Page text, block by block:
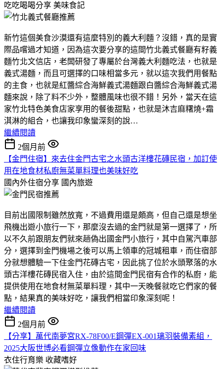
吃吃喝喝分享 美味食記
新竹這個美食沙漠還有這麼特別的義大利麵？沒錯，真的是實
際品嚐過才知道，因為這次要分享的這間竹北義式餐廳有籽義
麵竹北文信店，老闆研發了專屬於台灣義大利麵吃法，也就是
義式湯麵，而且可選擇的口味相當多元，就以這次我們用餐點
的主食，也就是紅醬綜合海鮮義式湯麵跟白醬綜合海鮮義式湯
麵來說，除了料不少外，整體風味也很不錯！另外，當天在這
家竹北特色美食店家享用的餐後甜點，也就是沐吉麻糬燒+霜
淇淋的組合，也讓我印象蠻深刻的說…
繼續閱讀
2個月前
【金門住宿】來去住金門古宅之水頭古洋樓花磚民宿，加訂使
用在地食材私廚無菜單料理也美味好吃
國內外住宿分享 國內旅遊
目前出國限制雖然放寬，不過費用還是頗高，但自己還是想坐
飛機出遊小旅行一下，那麼沒去過的金門就是第一選擇了，所
以不久前跟朋友們就來趟偽出國金門小旅行，其中自駕汽車部
分，選擇到金門機場之後可以馬上領車的冠城租車，而住宿部
分就想體驗一下住金門花磚古宅，因此挑了位於水頭聚落的水
頭古洋樓花磚民宿入住，由於這間金門民宿有合作的私廚，能
提供使用在地食材無菜單料理，其中一天晚餐就吃它們家的餐
點，結果真的美味好吃，讓我們相當印象深刻呢！
繼續閱讀
2個月前
【分享】萬代南夢宮RX-78F00/E鋼彈EX-001璃羽裝備素組，
2025大阪世博必看鋼彈立像動作在家回味
衣住行育樂 收藏嗜好